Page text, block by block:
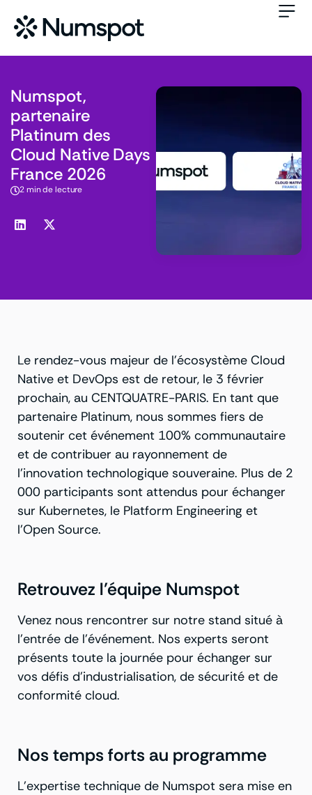
Numspot,
partenaire
Platinum des
Cloud Native Days
France 2026
2 min de lecture
Le rendez-vous majeur de l’écosystème Cloud
Native et DevOps est de retour, le 3 février
prochain, au CENTQUATRE-PARIS. En tant que
partenaire Platinum, nous sommes fiers de
soutenir cet événement 100% communautaire
et de contribuer au rayonnement de
l’innovation technologique souveraine. Plus de 2
000 participants sont attendus pour échanger
sur Kubernetes, le Platform Engineering et
l’Open Source.
Retrouvez l’équipe Numspot
Venez nous rencontrer sur notre stand situé à
l’entrée de l’événement. Nos experts seront
présents toute la journée pour échanger sur
vos défis d’industrialisation, de sécurité et de
conformité cloud.
Nos temps forts au programme
L’expertise technique de Numspot sera mise en